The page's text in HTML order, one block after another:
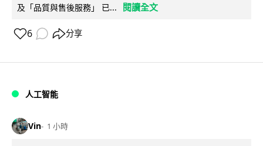
及「品質與售後服務」 已...
閱讀全文
6 分享
人工智能
Vin 1 小時